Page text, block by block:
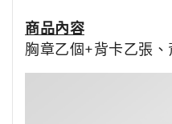
商品內容
胸章乙個+背卡乙張